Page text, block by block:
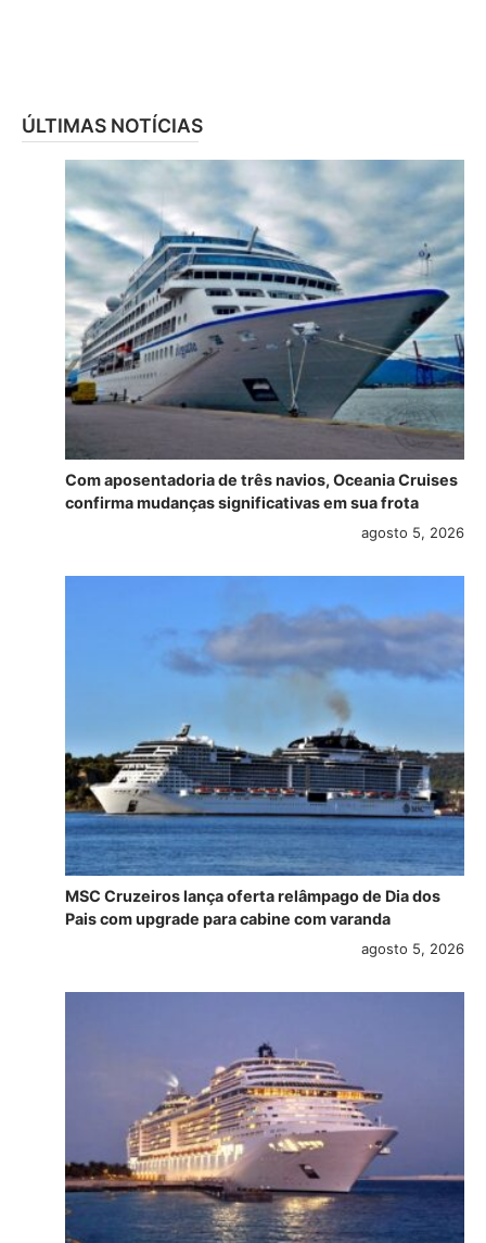
ÚLTIMAS NOTÍCIAS
Com aposentadoria de três navios, Oceania Cruises
confirma mudanças significativas em sua frota
agosto 5, 2026
MSC Cruzeiros lança oferta relâmpago de Dia dos
Pais com upgrade para cabine com varanda
agosto 5, 2026